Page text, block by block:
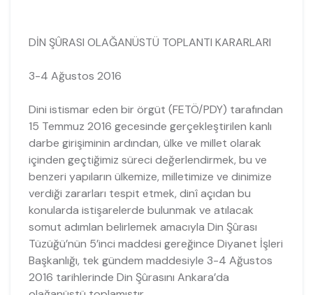
DİN ŞÛRASI OLAĞANÜSTÜ TOPLANTI KARARLARI
3-4 Ağustos 2016
Dini istismar eden bir örgüt (FETÖ/PDY) tarafından
15 Temmuz 2016 gecesinde gerçekleştirilen kanlı
darbe girişiminin ardından, ülke ve millet olarak
içinden geçtiğimiz süreci değerlendirmek, bu ve
benzeri yapıların ülkemize, milletimize ve dinimize
verdiği zararları tespit etmek, dinî açıdan bu
konularda istişarelerde bulunmak ve atılacak
somut adımlan belirlemek amacıyla Din Şûrası
Tüzüğü’nün 5’inci maddesi gereğince Diyanet İşleri
Başkanlığı, tek gündem maddesiyle 3-4 Ağustos
2016 tarihlerinde Din Şûrasını Ankara’da